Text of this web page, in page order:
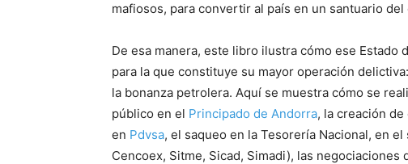
mafiosos, para convertir al país en un santuario del
De esa manera, este libro ilustra cómo ese
para la que constituye su mayor operación
la bonanza petrolera. Aquí se muestra cómo se
público en el Principado de Andorra, la creación
en Pdvsa, el saqueo en la Tesorería Nacional, en el
Cencoex, Sitme, Sicad, Simadi), las